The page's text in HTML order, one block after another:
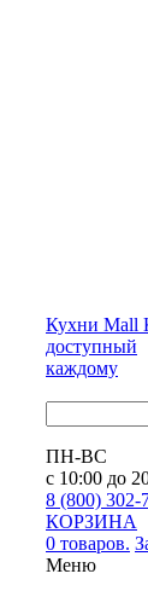
Кухни Mall
доступный
каждому
ПН-ВС
с 10:00 до
8 (800) 302-
КОРЗИНА
0 товаров.
Меню